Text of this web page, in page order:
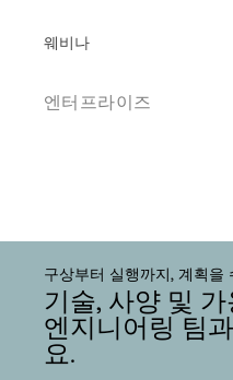
웨비나
엔터프라이즈
구상부터 실행까지, 계획을
기술, 사양 및
엔지니어링 팀
요.